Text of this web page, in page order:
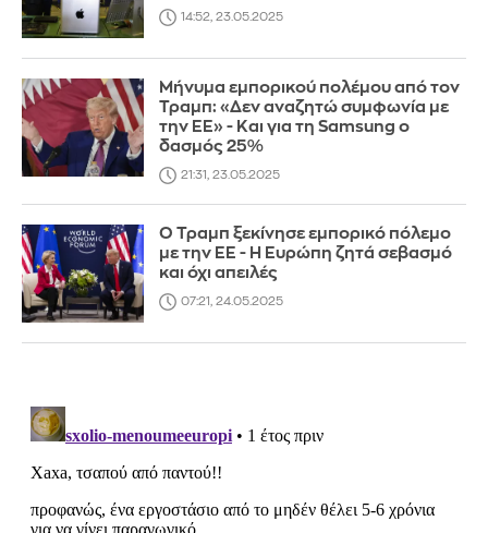
14:52, 23.05.2025
Μήνυμα εμπορικού πολέμου από τον
Τραμπ: «Δεν αναζητώ συμφωνία με
την ΕΕ» - Και για τη Samsung o
δασμός 25%
21:31, 23.05.2025
Ο Τραμπ ξεκίνησε εμπορικό πόλεμο
με την ΕΕ - Η Ευρώπη ζητά σεβασμό
και όχι απειλές
07:21, 24.05.2025